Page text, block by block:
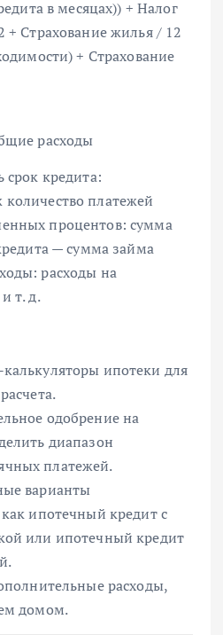
в месяцах)) + Налог
Страхование жилья / 12
+ Страхование
расходы
срок кредита:
платежей
процентов: сумма
— сумма займа
расходы на
т. д.
ипотеки для
одобрение на
диапазон
платежей.
варианты
ипотечный кредит с
или ипотечный кредит
расходы,
домом.